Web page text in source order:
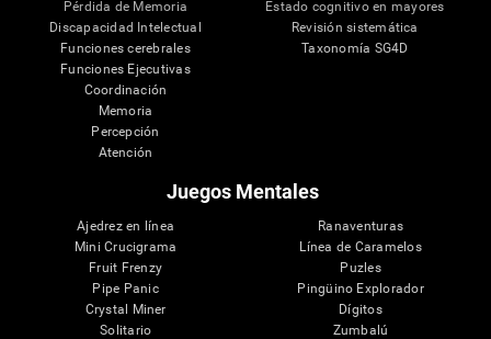
Pérdida de Memoria
Discapacidad Intelectual
Funciones cerebrales
Funciones Ejecutivas
Coordinación
Memoria
Percepción
Atención
Estado cognitivo en mayores
Revisión sistemática
Taxonomía SG4D
Juegos Mentales
Ajedrez en línea
Mini Crucigrama
Fruit Frenzy
Pipe Panic
Crystal Miner
Solitario
Ranaventuras
Línea de Caramelos
Puzles
Pingüino Explorador
Dígitos
Zumbalú